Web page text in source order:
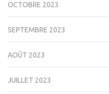
OCTOBRE 2023
SEPTEMBRE 2023
AOÛT 2023
JUILLET 2023